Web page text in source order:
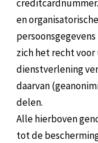
en
zich het recht
dienstverlening
daarvan
delen.
Alle hierboven
tot de